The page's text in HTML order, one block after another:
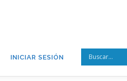
INICIAR SESIÓN